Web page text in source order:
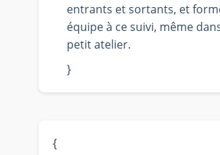
entrants et sortants, et
équipe à ce suivi, même
petit atelier.
}
{